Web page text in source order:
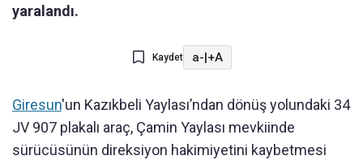
yaralandı.
Kaydet a-|+A
Giresun'un Kazıkbeli Yaylası’ndan dönüş yolundaki 34
JV 907 plakalı araç, Çamin Yaylası mevkiinde
sürücüsünün direksiyon hakimiyetini kaybetmesi